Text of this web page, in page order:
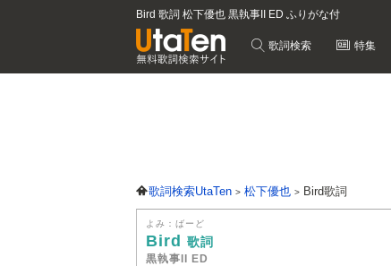
Bird 歌詞 松下優也 黒執事II ED ふりがな付
歌詞検索 特集
歌詞検索UtaTen 松下優也 Bird歌詞
よみ：ばーど
Bird 歌詞
黒執事II ED